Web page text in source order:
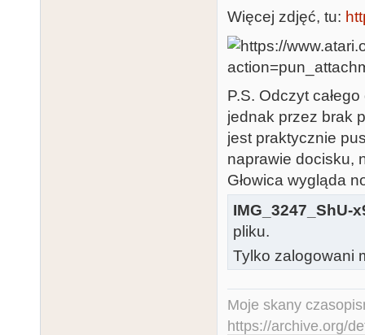
Więcej zdjęć, tu:
P.S. Odczyt
jednak przez brak
jest praktycznie
naprawie docisku,
Głowica wygląda
IMG_3247_ShU-
pliku.
Tylko zalogowani
Moje skany
https://archive.org/